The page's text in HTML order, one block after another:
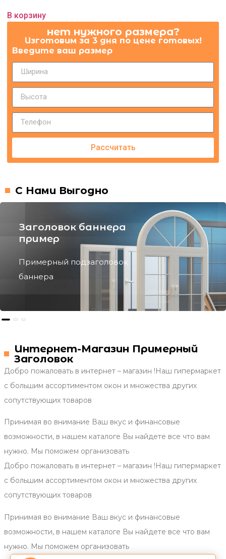
5
В корзину
нет нужного размера?
Изготовим за 3 дня по цене готовых!
Введите ваш размер
Рассчитать
С Нами Выгодно
Заголовок баннера
пример
Примерный подзаголовок
Интернет-Магазин Примерный
Заголовок
Добро пожаловать в интернет – магазин !Наш гипермаркет
с большим ассортиментом окон и множества других
сопутствующих товаров
Принимая во внимание Ваш вкус и финансовые
возможности, в нашем каталоге Вы найдете все что вам
нужно. Мы поможем организовать
Добро пожаловать в интернет – магазин !Наш гипермаркет
с большим ассортиментом окон и множества других
сопутствующих товаров
Принимая во внимание Ваш вкус и финансовые
возможности, в нашем каталоге Вы найдете все что вам
нужно. Мы поможем организовать